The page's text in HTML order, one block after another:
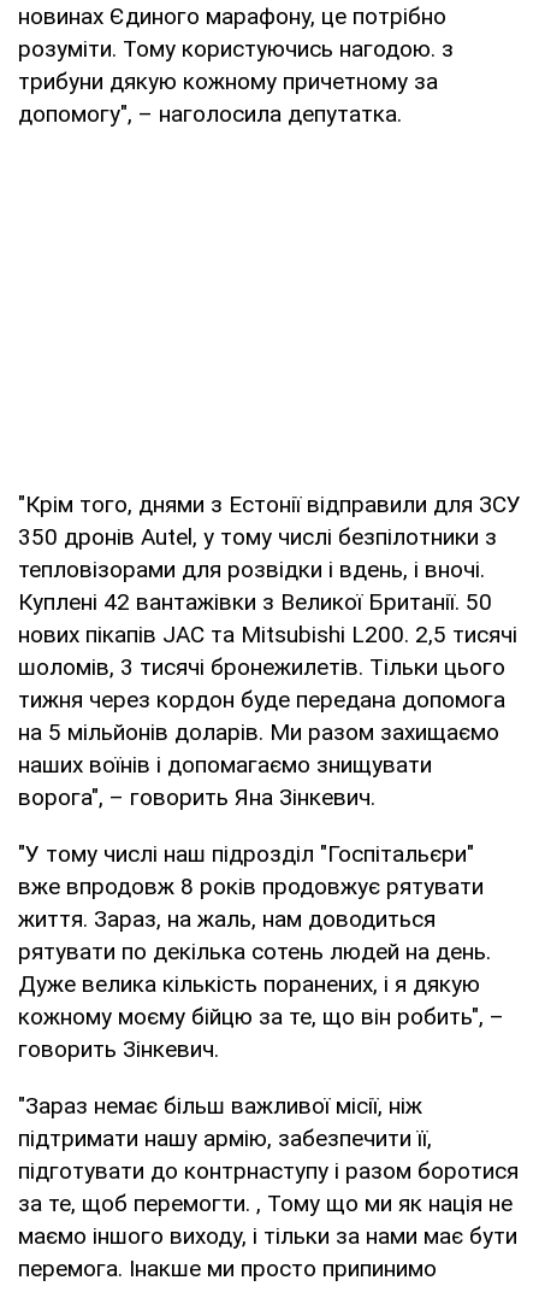
новинах Єдиного марафону, це потрібно
розуміти. Тому користуючись нагодою. з
трибуни дякую кожному причетному за
допомогу", – наголосила депутатка.
"Крім того, днями з Естонії відправили для ЗСУ
350 дронів Autel, у тому числі безпілотники з
тепловізорами для розвідки і вдень, і вночі.
Куплені 42 вантажівки з Великої Британії. 50
нових пікапів JAC та Mitsubishi L200. 2,5 тисячі
шоломів, 3 тисячі бронежилетів. Тільки цього
тижня через кордон буде передана допомога
на 5 мільйонів доларів. Ми разом захищаємо
наших воїнів і допомагаємо знищувати
ворога", – говорить Яна Зінкевич.
"У тому числі наш підрозділ "Госпітальєри"
вже впродовж 8 років продовжує рятувати
життя. Зараз, на жаль, нам доводиться
рятувати по декілька сотень людей на день.
Дуже велика кількість поранених, і я дякую
кожному моєму бійцю за те, що він робить", –
говорить Зінкевич.
"Зараз немає більш важливої місії, ніж
підтримати нашу армію, забезпечити її,
підготувати до контрнаступу і разом боротися
за те, щоб перемогти. , Тому що ми як нація не
маємо іншого виходу, і тільки за нами має бути
перемога. Інакше ми просто припинимо